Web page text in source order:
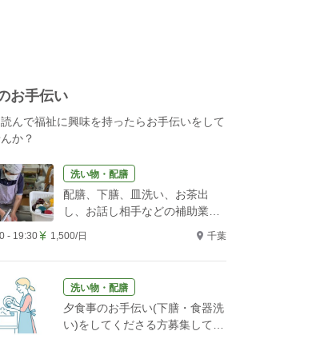
お手伝い
んで福祉に興味を持ったらお手伝いをして
か？
洗い物・配膳
配膳、下膳、皿洗い、お茶出
し、お話し相手などの補助業務
- 19:30 1,500/日 千葉
洗い物・配膳
夕食事のお手伝い(下膳・食器洗
い)をしてくださる方募集してい